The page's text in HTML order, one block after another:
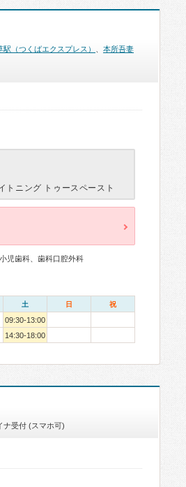
駅（つくばエクスプレス）
本所吾妻
トニング トゥースペースト
児歯科、歯科口腔外科
土 日 祝
09:30-13:00
14:30-18:00
ナ受付 (スマホ可)